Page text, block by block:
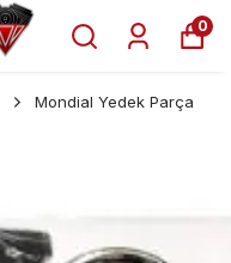
0
Mondial Yedek Parça